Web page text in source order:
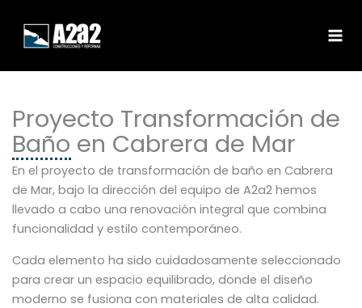
contenido
Proyecto Transformación de
Baño en Cabrera de Mar
En el proyecto de transformación de baño en Cabrera
de Mar, bajo la dirección del equipo de A2a2 hemos
llevado a cabo una renovación integral que combina
funcionalidad y estilo contemporáneo.
Cada elemento ha sido cuidadosamente seleccionado
para crear un espacio equilibrado, donde el diseño
moderno se fusiona con materiales de alta calidad.